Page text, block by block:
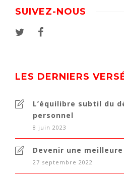
SUIVEZ-NOUS
LES DERNIERS
L’équilibre subtil du
personnel
8 juin 2023
Devenir une
27 septembre 2022